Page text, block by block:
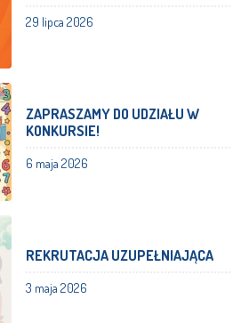
29 lipca 2026
ZAPRASZAMY DO UDZIAŁU W
KONKURSIE!
6 maja 2026
REKRUTACJA UZUPEŁNIAJĄCA
3 maja 2026